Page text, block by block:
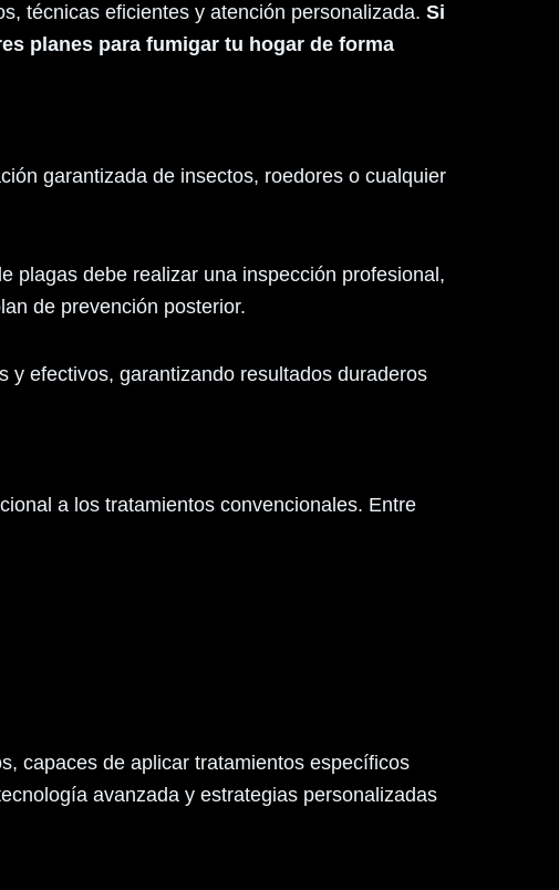
técnicas eficientes y atención personalizada. Si
planes para fumigar tu hogar de forma
garantizada de insectos, roedores o cualquier
plagas debe realizar una inspección profesional,
de prevención posterior.
y efectivos, garantizando resultados duraderos
a los tratamientos convencionales. Entre
capaces de aplicar tratamientos específicos
avanzada y estrategias personalizadas